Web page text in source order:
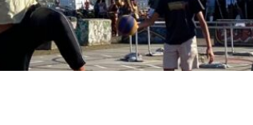
AGENDA